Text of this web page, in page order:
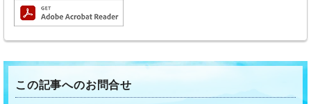
この記事へのお問合せ